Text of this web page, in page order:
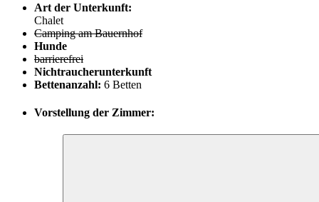
Art der Unterkunft:
Chalet
Camping am Bauernhof
Hunde
barrierefrei
Nichtraucherunterkunft
Bettenanzahl: 6 Betten
Vorstellung der Zimmer: